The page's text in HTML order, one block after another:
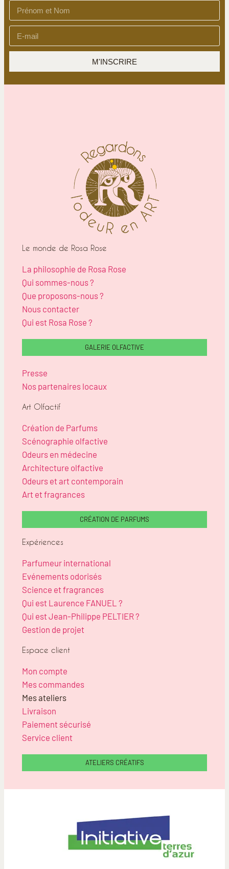
M'INSCRIRE
Le monde de Rosa Rose
La philosophie de Rosa Rose
Qui sommes-nous ?
Que proposons-nous ?
Nous contacter
Qui est Rosa Rose ?
GALERIE OLFACTIVE
Presse
Nos partenaires locaux
Art Olfactif
Création de Parfums
Scénographie olfactive
Odeurs en médecine
Architecture olfactive
Odeurs et art contemporain
Art et fragrances
CRÉATION DE PARFUMS
Expériences
Parfumeur international
Evénements odorisés
Science et fragrances
Qui est Laurence FANUEL ?
Qui est Jean-Philippe PELTIER ?
Gestion de projet
Espace client
Mon compte
Mes commandes
Mes ateliers
Livraison
Paiement sécurisé
Service client
ATELIERS CRÉATIFS